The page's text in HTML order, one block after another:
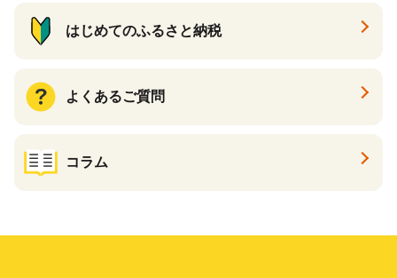
はじめてのふるさと納税
よくあるご質問
コラム